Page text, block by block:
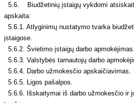
5.6. Biudžetinių įstaigų vykdomi
apskaita:
5.6.1. Atlyginimų nustatymo tvarka
įstaigose.
5.6.2. Švietimo įstaigų darbo apmokėjimas.
5.6.3. Valstybės tarnautojų darbo
5.6.4. Darbo užmokesčio apskaičiavimas.
5.6.5. Ligos pašalpos.
5.6.6. Išskaitymai iš darbo užmokesčio ir